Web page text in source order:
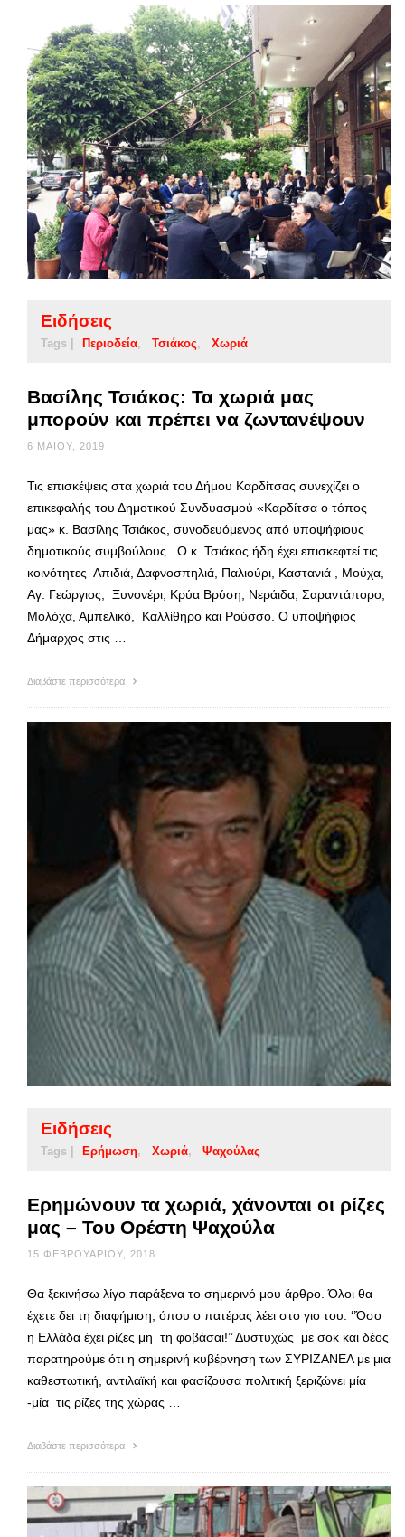
Ειδήσεις
Tags | Περιοδεία Τσιάκος Χωριά
Βασίλης Τσιάκος: Τα χωριά μας
μπορούν και πρέπει να ζωντανέψουν
6 ΜΑΪ́ΟΥ, 2019
Τις επισκέψεις στα χωριά του Δήμου Καρδίτσας συνεχίζει ο
επικεφαλής του Δημοτικού Συνδυασμού «Καρδίτσα ο τόπος
μας» κ. Βασίλης Τσιάκος, συνοδευόμενος από υποψήφιους
δημοτικούς συμβούλους. Ο κ. Τσιάκος ήδη έχει επισκεφτεί τις
κοινότητες Απιδιά, Δαφνοσπηλιά, Παλιούρι, Καστανιά , Μούχα,
Αγ. Γεώργιος, Ξυνονέρι, Κρύα Βρύση, Νεράιδα, Σαραντάπορο,
Μολόχα, Αμπελικό, Καλλίθηρο και Ρούσσο. Ο υποψήφιος
Δήμαρχος στις …
Διαβάστε περισσότερα
Ειδήσεις
Tags | Ερήμωση Χωριά Ψαχούλας
Ερημώνουν τα χωριά, χάνονται οι ρίζες
μας – Του Ορέστη Ψαχούλα
15 ΦΕΒΡΟΥΑΡΊΟΥ, 2018
Θα ξεκινήσω λίγο παράξενα το σημερινό μου άρθρο. Όλοι θα
έχετε δει τη διαφήμιση, όπου ο πατέρας λέει στο γιο του: ‘’Όσο
η Ελλάδα έχει ρίζες μη τη φοβάσαι!’’ Δυστυχώς με σοκ και δέος
παρατηρούμε ότι η σημερινή κυβέρνηση των ΣΥΡΙΖΑΝΕΛ με μια
καθεστωτική, αντιλαϊκή και φασίζουσα πολιτική ξεριζώνει μία
-μία τις ρίζες της χώρας …
Διαβάστε περισσότερα